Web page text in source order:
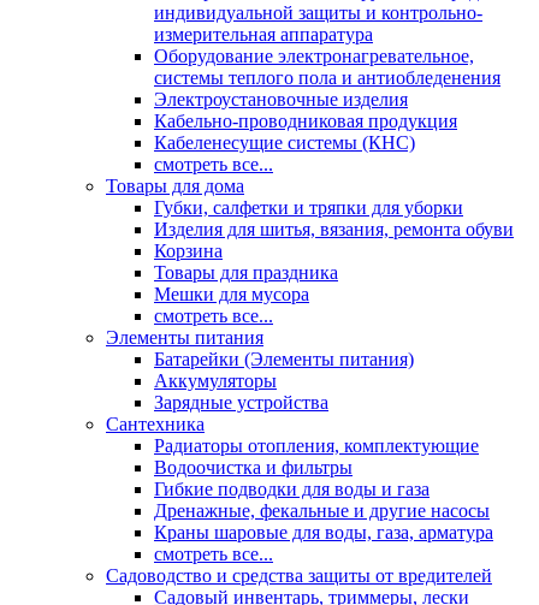
индивидуальной защиты и контрольно-
измерительная аппаратура
Оборудование электронагревательное,
системы теплого пола и антиобледенения
Электроустановочные изделия
Кабельно-проводниковая продукция
Кабеленесущие системы (КНС)
смотреть все...
Товары для дома
Губки, салфетки и тряпки для уборки
Изделия для шитья, вязания, ремонта обуви
Корзина
Товары для праздника
Мешки для мусора
смотреть все...
Элементы питания
Батарейки (Элементы питания)
Аккумуляторы
Зарядные устройства
Сантехника
Радиаторы отопления, комплектующие
Водоочистка и фильтры
Гибкие подводки для воды и газа
Дренажные, фекальные и другие насосы
Краны шаровые для воды, газа, арматура
смотреть все...
Садоводство и средства защиты от вредителей
Садовый инвентарь, триммеры, лески